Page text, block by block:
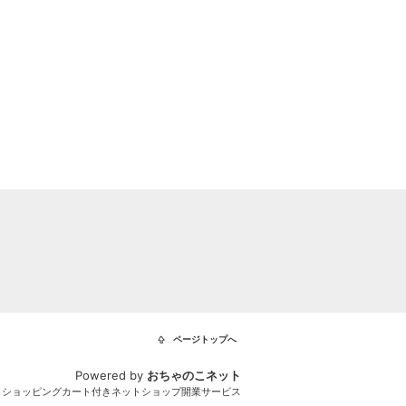
ページトップへ
Powered by おちゃのこネット
ョッピングカート付きネットショップ開業サービス